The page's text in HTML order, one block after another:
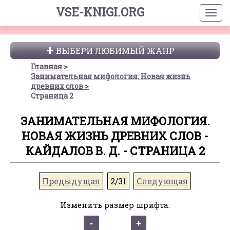
VSE-KNIGI.ORG
ВЫБЕРИ ЛЮБИМЫЙ ЖАНР
Главная
Занимательная мифология. Новая жизнь
древних слов
Страница 2
ЗАНИМАТЕЛЬНАЯ МИФОЛОГИЯ.
НОВАЯ ЖИЗНЬ ДРЕВНИХ СЛОВ -
КАЙДАЛОВ В. Д. - СТРАНИЦА 2
Предыдущая 2/31 Следующая
Изменить размер шрифта: